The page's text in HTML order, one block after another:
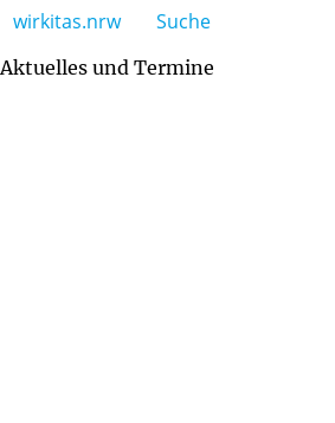
Aktuelles und Termine
wirkitas.nrw Suche